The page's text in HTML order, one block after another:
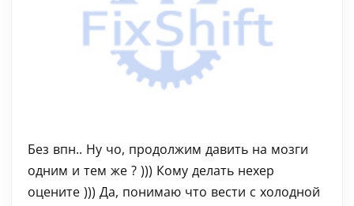
Без впн.. Ну чо, продолжим давить на мозги
одним и тем же ? ))) Кому делать нехер
оцените ))) Да, понимаю что вести с холодной